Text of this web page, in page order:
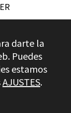
darte la
Puedes
estamos
AJUSTES.